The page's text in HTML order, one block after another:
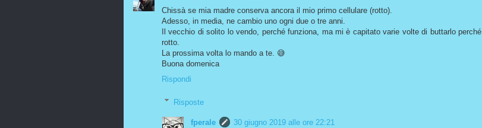
Chissà se mia madre conserva ancora il mio primo cellulare (rotto).
Adesso, in media, ne cambio uno ogni due o tre anni.
Il vecchio di solito lo vendo, perché funziona, ma mi è capitato varie volte di buttarlo perché
rotto.
La prossima volta lo mando a te. 😅
Buona domenica
Rispondi
Risposte
fperale
30 giugno 2019 alle ore 22:21